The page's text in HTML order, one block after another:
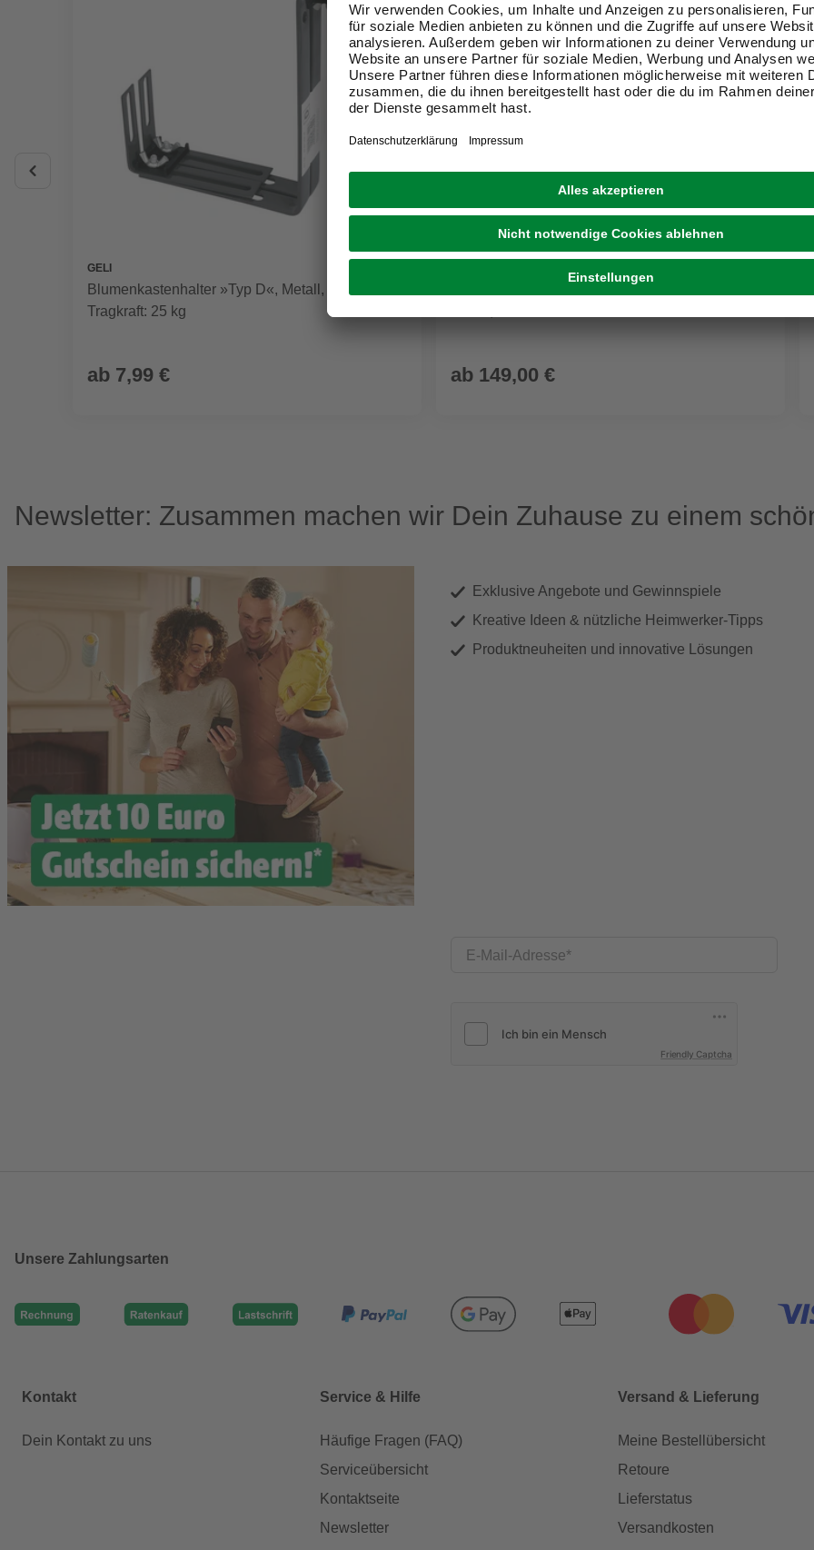
GELI
Blumenkastenhalter »Typ D«, Metall, Max
Tragkraft: 25 kg
ab 7,99 €
Vitrine »Udina«, mit LED-Beleuchtung, BxH: 60 x
ab 149,00 €
Newsletter: Zusammen machen wir Dein Zuhause zu einem
Exklusive Angebote und Gewinnspiele
Kreative Ideen & nützliche Heimwerker-Tipps
Produktneuheiten und innovative Lösungen
E-Mail-Adresse
Friendly Captcha
Unsere Zahlungsarten
Kontakt
Dein Kontakt zu uns
Service & Hilfe
Häufige Fragen (FAQ)
Serviceübersicht
Kontaktseite
Newsletter
Versand & Lieferung
Meine Bestellübersicht
Retoure
Lieferstatus
Versandkosten